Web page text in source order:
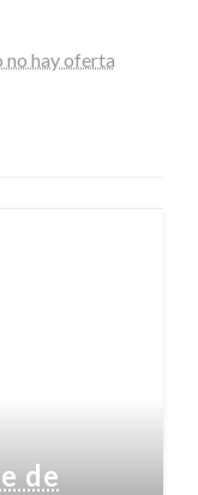
no hay oferta
de